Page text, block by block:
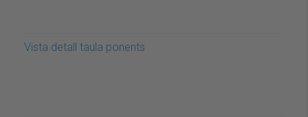
Vista detall taula ponents